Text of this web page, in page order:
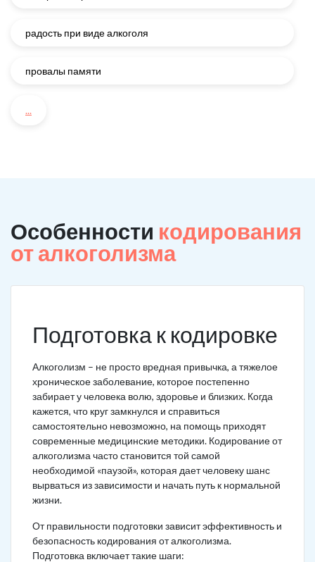
радость при виде алкоголя
провалы памяти
...
Особенности кодирования
от алкоголизма
Подготовка к кодировке
Алкоголизм – не просто вредная привычка, а тяжелое
хроническое заболевание, которое постепенно
забирает у человека волю, здоровье и близких. Когда
кажется, что круг замкнулся и справиться
самостоятельно невозможно, на помощь приходят
современные медицинские методики. Кодирование от
алкоголизма часто становится той самой
необходимой «паузой», которая дает человеку шанс
вырваться из зависимости и начать путь к нормальной
жизни.
От правильности подготовки зависит эффективность и
безопасность кодирования от алкоголизма.
Подготовка включает такие шаги: